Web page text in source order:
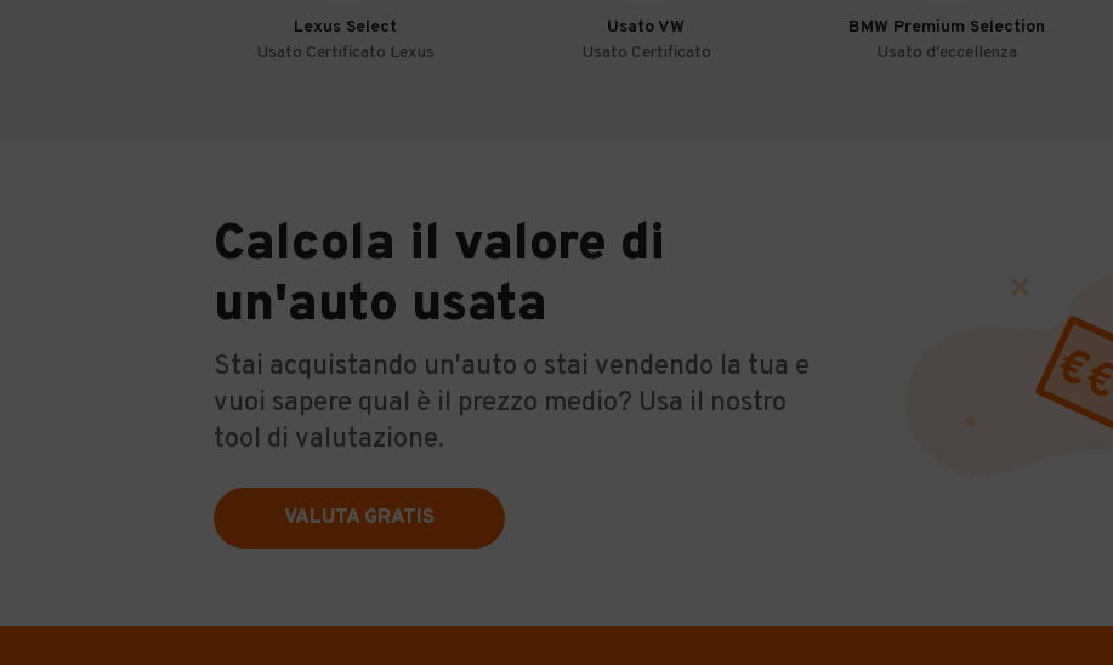
Lexus Select
Usato Certificato Lexus
Usato VW
Usato Certificato
BMW Premium Selection
Usato d'eccellenza
Calcola il valore di
un'auto usata
Stai acquistando un'auto o stai vendendo la tua e
vuoi sapere qual è il prezzo medio? Usa il nostro
tool di valutazione.
VALUTA GRATIS